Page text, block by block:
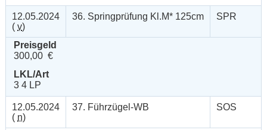
12.05.2024
( v)
36. Springprüfung Kl.M* 125cm SPR
Preisgeld
300,00 €
LKL/Art
3 4 LP
12.05.2024
( n)
37. Führzügel-WB SOS